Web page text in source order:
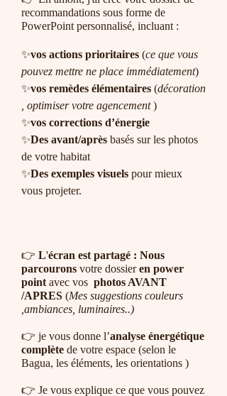
recommandations sous forme de
PowerPoint personnalisé, incluant :
✨vos actions prioritaires (ce que vous
pouvez mettre ne place immédiatement)
✨vos remèdes élémentaires (décoration
, optimiser votre agencement)
✨vos corrections d’énergie
✨Des avant/après basés sur les photos
de votre habitat
✨Des exemples visuels pour mieux
vous projeter.
👉 L'écran est partagé : Nous
parcourons votre dossieren power
pointavec vos photos AVANT
/APRES (Mes suggestions couleurs
,ambiances, luminaires..)
​👉 je vous donne l’analyse énergétique
complète de votre espace (selon le
Bagua, les éléments, les orientations )
👉 Je vous explique ce que vous pouvez